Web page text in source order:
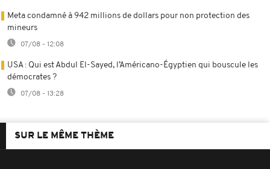
Meta condamné à 942 millions de dollars pour non protection des
mineurs
07/08 - 12:08
USA : Qui est Abdul El-Sayed, l’Américano-Égyptien qui bouscule les
démocrates ?
07/08 - 13:28
SUR LE MÊME THÈME